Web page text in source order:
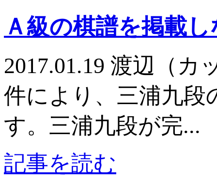
Ａ級の棋譜を掲載
2017.01.19 渡辺（
件により、三浦九段
す。三浦九段が完...
記事を読む